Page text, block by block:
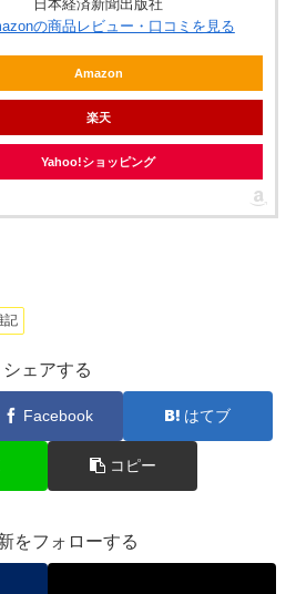
日本経済新聞出版社
の商品レビュー・口コミを見る
Amazon
楽天
Yahoo!ショッピング
記
シェアする
Facebook はてブ
コピー
をフォローする